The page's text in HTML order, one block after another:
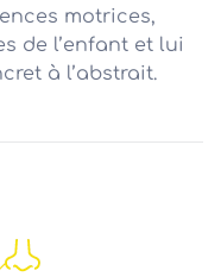
motrices,
de l’enfant et lui
à l’abstrait.